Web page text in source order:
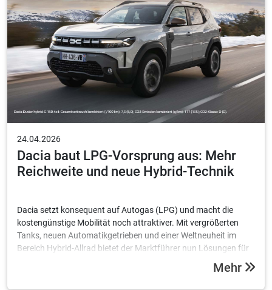
24.04.2026
Dacia baut LPG-Vorsprung aus: Mehr
Reichweite und neue Hybrid-Technik
Dacia setzt konsequent auf Autogas (LPG) und macht die
kostengünstige Mobilität noch attraktiver. Mit vergrößerten
Tanks, neuen Automatikgetrieben und einer Weltneuheit im
Bereich Hybrid-Allrad bietet der Marktführer nun Lösungen für
Mehr